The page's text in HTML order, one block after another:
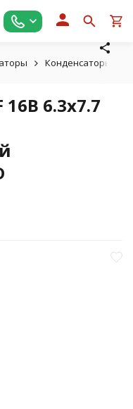
Конденсаторы
16В 6.3x7.7